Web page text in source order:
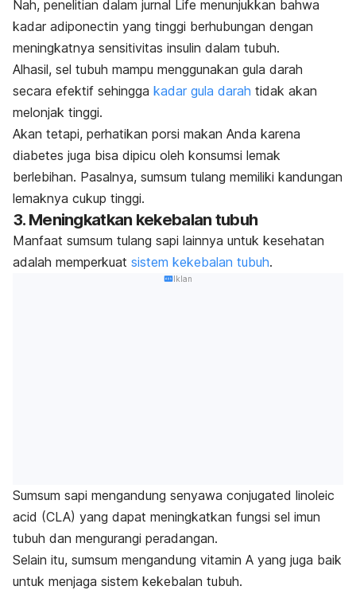
Nah, penelitian dalam jurnal Life menunjukkan bahwa
kadar adiponectin yang tinggi berhubungan dengan
meningkatnya sensitivitas insulin dalam tubuh.
Alhasil, sel tubuh mampu menggunakan gula darah
secara efektif sehingga kadar gula darah tidak akan
melonjak tinggi.
Akan tetapi, perhatikan porsi makan Anda karena
diabetes juga bisa dipicu oleh konsumsi lemak
berlebihan. Pasalnya, sumsum tulang memiliki kandungan
lemaknya cukup tinggi.
3. Meningkatkan kekebalan tubuh
Manfaat sumsum tulang sapi lainnya untuk kesehatan
adalah memperkuat sistem kekebalan tubuh.
Iklan
Sumsum sapi mengandung senyawa conjugated linoleic
acid (CLA) yang dapat meningkatkan fungsi sel imun
tubuh dan mengurangi peradangan.
Selain itu, sumsum mengandung vitamin A yang juga baik
untuk menjaga sistem kekebalan tubuh.